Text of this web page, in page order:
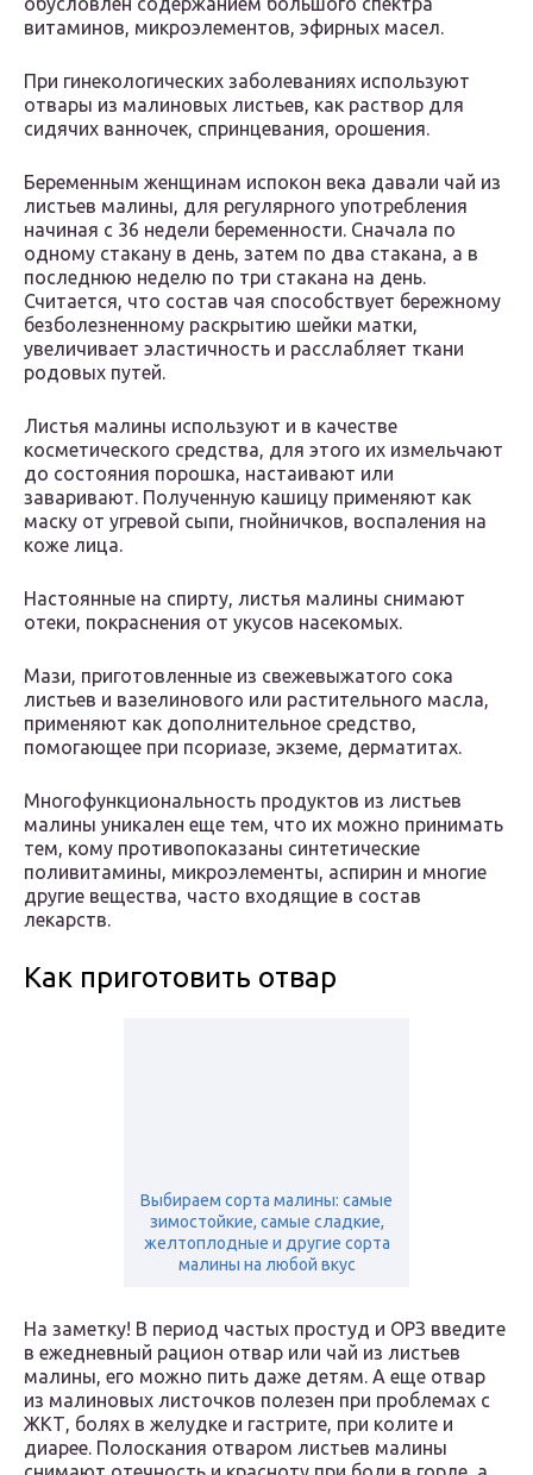
витаминов, микроэлементов, эфирных масел.
При гинекологических заболеваниях используют
отвары из малиновых листьев, как раствор для
сидячих ванночек, спринцевания, орошения.
Беременным женщинам испокон века давали чай из
листьев малины, для регулярного употребления
начиная с 36 недели беременности. Сначала по
одному стакану в день, затем по два стакана, а в
последнюю неделю по три стакана на день.
Считается, что состав чая способствует бережному
безболезненному раскрытию шейки матки,
увеличивает эластичность и расслабляет ткани
родовых путей.
Листья малины используют и в качестве
косметического средства, для этого их измельчают
до состояния порошка, настаивают или
заваривают. Полученную кашицу применяют как
маску от угревой сыпи, гнойничков, воспаления на
коже лица.
Настоянные на спирту, листья малины снимают
отеки, покраснения от укусов насекомых.
Мази, приготовленные из свежевыжатого сока
листьев и вазелинового или растительного масла,
применяют как дополнительное средство,
помогающее при псориазе, экземе, дерматитах.
Многофункциональность продуктов из листьев
малины уникален еще тем, что их можно принимать
тем, кому противопоказаны синтетические
поливитамины, микроэлементы, аспирин и многие
другие вещества, часто входящие в состав
лекарств.
Как приготовить отвар
Выбираем сорта малины: самые
зимостойкие, самые сладкие,
желтоплодные и другие сорта
малины на любой вкус
На заметку! В период частых простуд и ОРЗ введите
в ежедневный рацион отвар или чай из листьев
малины, его можно пить даже детям. А еще отвар
из малиновых листочков полезен при проблемах с
ЖКТ, болях в желудке и гастрите, при колите и
диарее. Полоскания отваром листьев малины